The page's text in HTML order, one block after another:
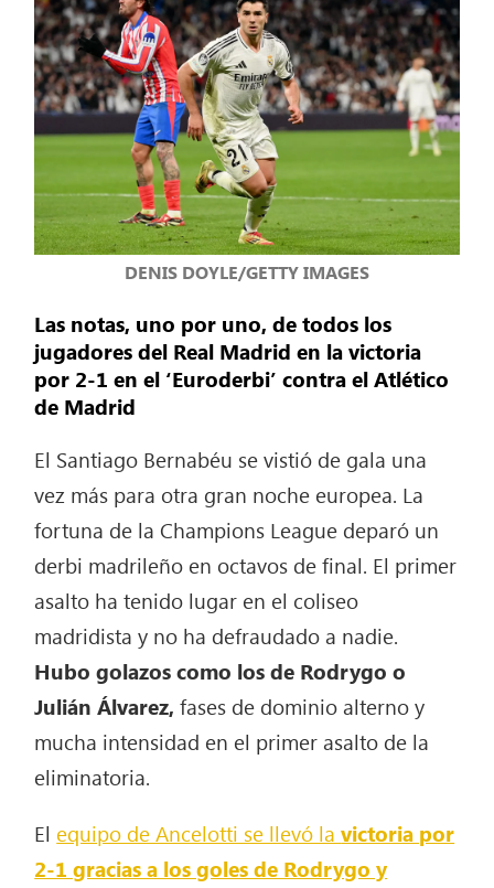
DENIS DOYLE/GETTY IMAGES
Las notas, uno por uno, de todos los
jugadores del Real Madrid en la victoria
por 2-1 en el ‘Euroderbi’ contra el Atlético
de Madrid
El Santiago Bernabéu se vistió de gala una
vez más para otra gran noche europea. La
fortuna de la Champions League deparó un
derbi madrileño en octavos de final. El primer
asalto ha tenido lugar en el coliseo
madridista y no ha defraudado a nadie.
Hubo golazos como los de Rodrygo o
Julián Álvarez, fases de dominio alterno y
mucha intensidad en el primer asalto de la
eliminatoria.
El equipo de Ancelotti se llevó lavictoria por
2-1 gracias a los goles de Rodrygo y